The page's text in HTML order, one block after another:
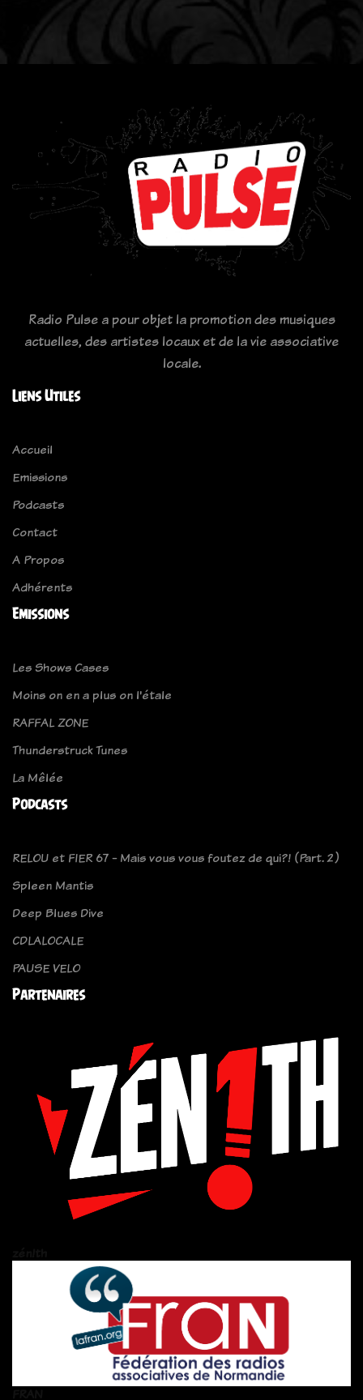
Radio Pulse a pour objet la promotion des musiques
actuelles, des artistes locaux et de la vie associative
locale.
Liens Utiles
Accueil
Emissions
Podcasts
Contact
A Propos
Adhérents
Emissions
Les Shows Cases
Moins on en a plus on l'étale
RAFFAL ZONE
Thunderstruck Tunes
La Mêlée
Podcasts
RELOU et FIER 67 - Mais vous vous foutez de qui?! (Part. 2)
Spleen Mantis
Deep Blues Dive
CDLALOCALE
PAUSE VELO
Partenaires